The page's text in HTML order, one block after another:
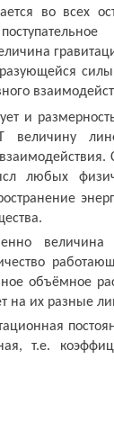
во всех
и
величину
любых
объёмное
на их разные
т.е.